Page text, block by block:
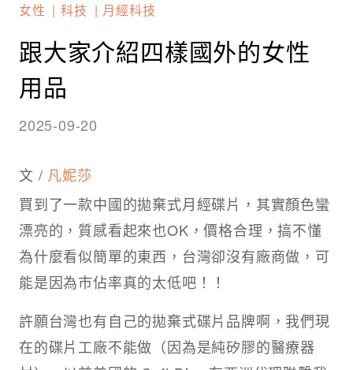
女性 科技 月經科技
跟大家介紹四樣國外的女性
用品
2025-09-20
文 / 凡妮莎
買到了一款中國的拋棄式月經碟片，其實顏色蠻
漂亮的，質感看起來也OK，價格合理，搞不懂
為什麼看似簡單的東西，台灣卻沒有廠商做，可
能是因為市佔率真的太低吧！！
許願台灣也有自己的拋棄式碟片品牌啊，我們現
在的碟片工廠不能做（因為是純矽膠的醫療器